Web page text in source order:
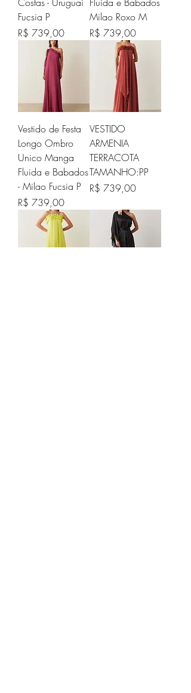
Fucsia P
Preço
R$ 739,00
Milao Roxo M
Preço
R$ 739,00
Vestido de Festa
Longo Ombro
Unico Manga
Fluida e Babados
- Milao Fucsia P
Preço
R$ 739,00
VESTIDO
ARMENIA
TERRACOTA
TAMANHO:PP
Preço
R$ 739,00